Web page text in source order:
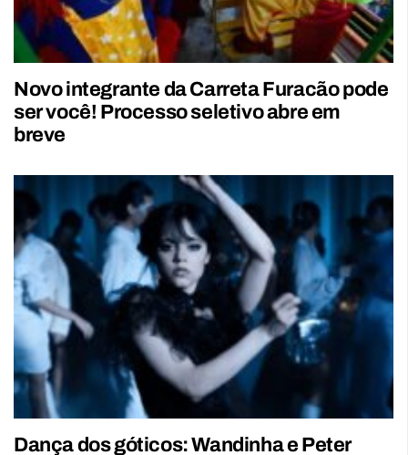
Novo integrante da Carreta Furacão pode
ser você! Processo seletivo abre em
breve
Dança dos góticos: Wandinha e Peter